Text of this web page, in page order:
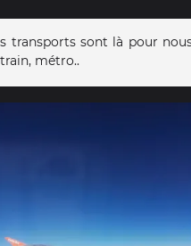
transports sont là pour
métro..